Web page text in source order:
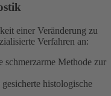
einer Veränderung zu
Verfahren an:
schmerzarme Methode zur
histologische